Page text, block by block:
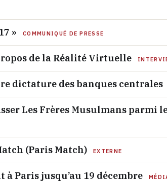
» COMMUNIQUÉ DE PRESSE
de la Réalité Virtuelle
dictature des banques centrales
Les Frères Musulmans parmi
(Paris Match) EXTERNE
Paris jusqu’au 19 décembre